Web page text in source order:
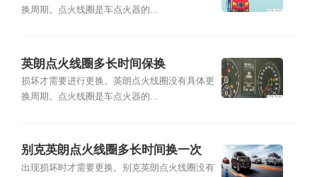
换周期。点火线圈是车点火器的...
英朗点火线圈多长时间保换
损坏才需要进行更换。英朗点火线圈没有具体更
换周期。点火线圈是车点火器的...
别克英朗点火线圈多长时间换一次
出现损坏时才需要更换。别克英朗点火线圈没有